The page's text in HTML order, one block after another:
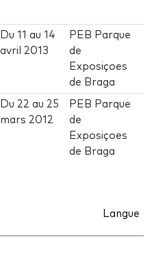
Du11 au14
avril 2013
PEB Parque
de
Exposiçoes
de Braga
Du 22 au 25
mars 2012
PEB Parque
de
Exposiçoes
de Braga
Langue